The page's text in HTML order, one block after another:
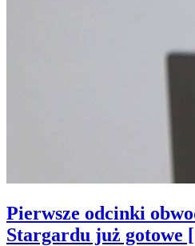
Pierwsze odcinki
Stargardu już gotowe